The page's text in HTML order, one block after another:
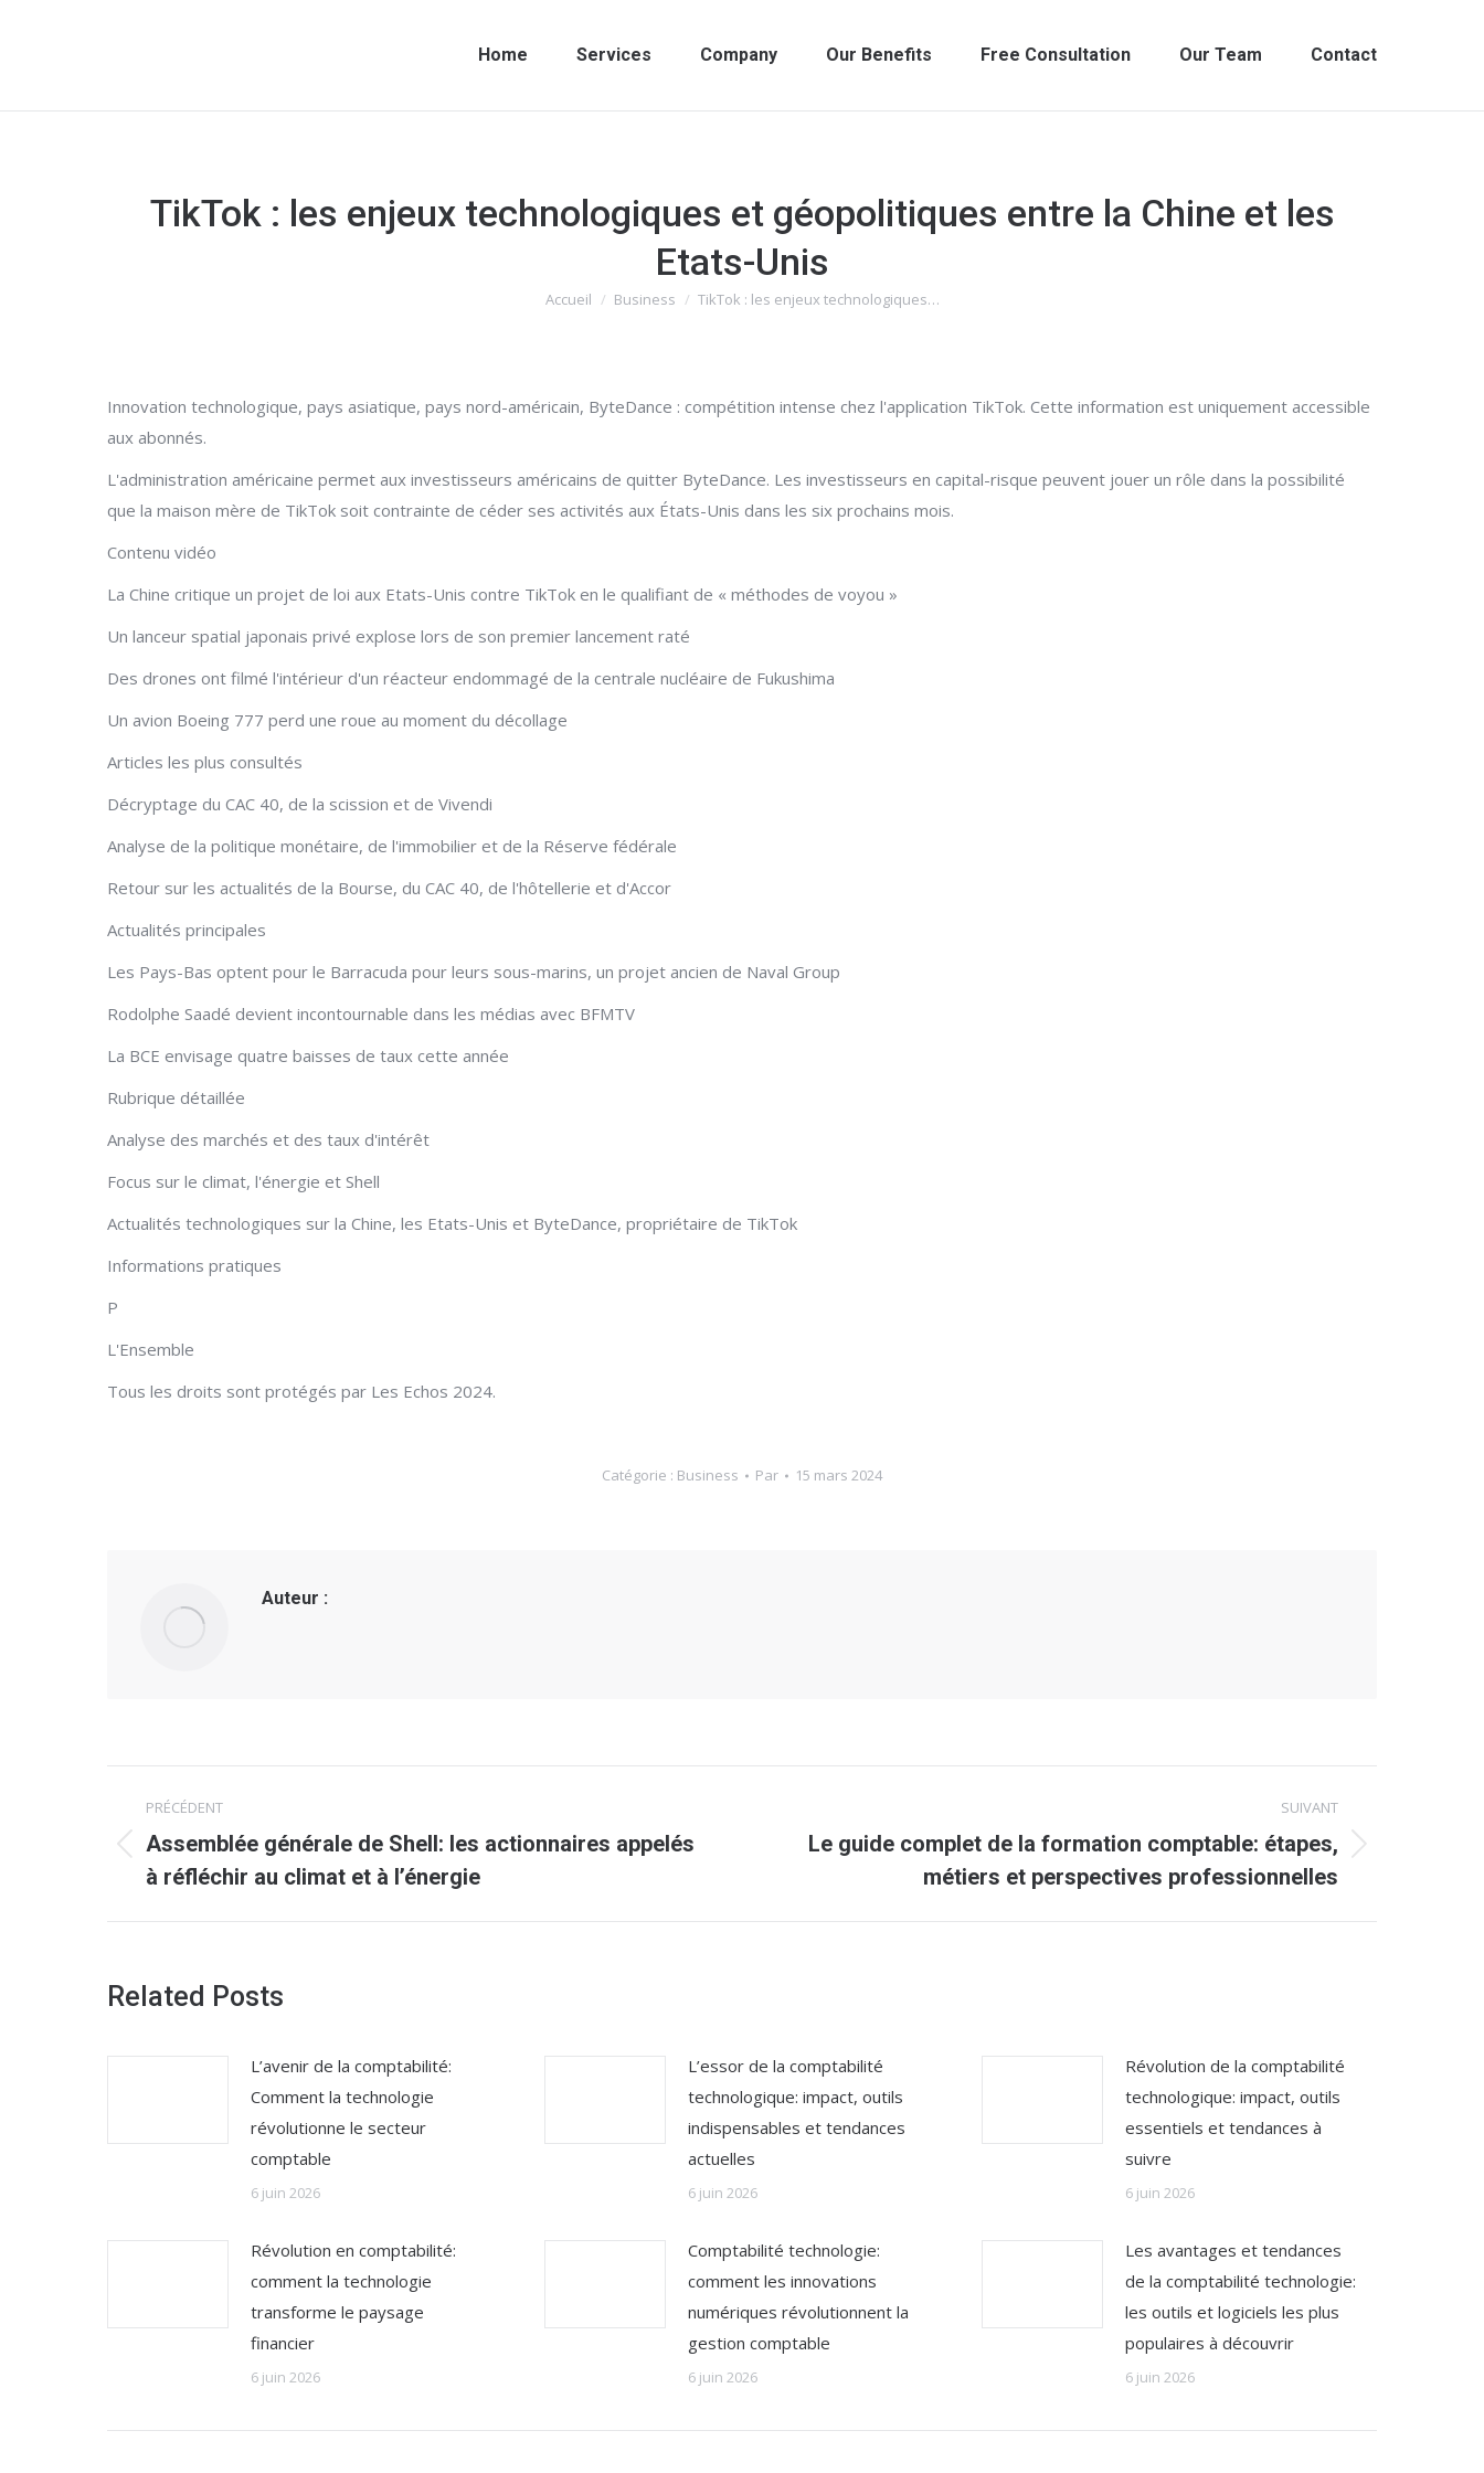
Home Services Company Our Benefits Free Consultation Our Team Contact
TikTok : les enjeux technologiques et géopolitiques entre la Chine et les
Etats-Unis
Vous êtes ici :
Accueil Business TikTok : les enjeux technologiques…
Innovation technologique, pays asiatique, pays nord-américain, ByteDance : compétition intense chez l'application TikTok. Cette information est uniquement accessible
aux abonnés.
L'administration américaine permet aux investisseurs américains de quitter ByteDance. Les investisseurs en capital-risque peuvent jouer un rôle dans la possibilité
que la maison mère de TikTok soit contrainte de céder ses activités aux États-Unis dans les six prochains mois.
Contenu vidéo
La Chine critique un projet de loi aux Etats-Unis contre TikTok en le qualifiant de « méthodes de voyou »
Un lanceur spatial japonais privé explose lors de son premier lancement raté
Des drones ont filmé l'intérieur d'un réacteur endommagé de la centrale nucléaire de Fukushima
Un avion Boeing 777 perd une roue au moment du décollage
Articles les plus consultés
Décryptage du CAC 40, de la scission et de Vivendi
Analyse de la politique monétaire, de l'immobilier et de la Réserve fédérale
Retour sur les actualités de la Bourse, du CAC 40, de l'hôtellerie et d'Accor
Actualités principales
Les Pays-Bas optent pour le Barracuda pour leurs sous-marins, un projet ancien de Naval Group
Rodolphe Saadé devient incontournable dans les médias avec BFMTV
La BCE envisage quatre baisses de taux cette année
Rubrique détaillée
Analyse des marchés et des taux d'intérêt
Focus sur le climat, l'énergie et Shell
Actualités technologiques sur la Chine, les Etats-Unis et ByteDance, propriétaire de TikTok
Informations pratiques
P
L'Ensemble
Tous les droits sont protégés par Les Echos 2024.
Catégorie : Business Par 15 mars 2024
Auteur :
Navigation
article
PRÉCÉDENT
Article
précédent
:
Assemblée générale de Shell: les actionnaires appelés
à réfléchir au climat et à l’énergie
SUIVANT
Article
:
Le guide complet de la formation comptable: étapes,
métiers et perspectives professionnelles
Related Posts
L’avenir de la comptabilité:
Comment la technologie
révolutionne le secteur
comptable
6 juin 2026
L’essor de la comptabilité
technologique: impact, outils
indispensables et tendances
actuelles
6 juin 2026
Révolution de la comptabilité
technologique: impact, outils
essentiels et tendances à
suivre
6 juin 2026
Révolution en comptabilité:
comment la technologie
transforme le paysage
financier
6 juin 2026
Comptabilité technologie:
comment les innovations
numériques révolutionnent la
gestion comptable
6 juin 2026
Les avantages et tendances
de la comptabilité technologie:
les outils et logiciels les plus
populaires à découvrir
6 juin 2026